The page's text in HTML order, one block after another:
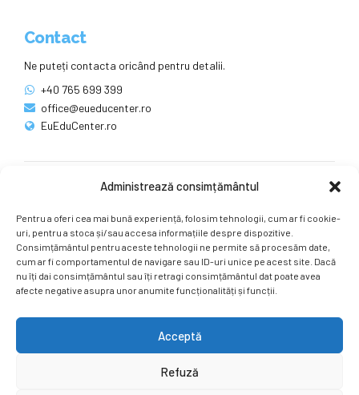
Administrează consimțământul
Pentru a oferi cea mai bună experiență, folosim tehnologii, cum ar fi cookie-
uri, pentru a stoca și/sau accesa informațiile despre dispozitive.
Consimțământul pentru aceste tehnologii ne permite să procesăm date,
cum ar fi comportamentul de navigare sau ID-uri unice pe acest site. Dacă
nu îți dai consimțământul sau îți retragi consimțământul dat poate avea
afecte negative asupra unor anumite funcționalități și funcții.
Acceptă
Refuză
Contact
Ne puteți contacta oricând pentru detalii.
+40 765 699 399
office@eueducenter.ro
EuEduCenter.ro
Ne puteți găsi și pe rețelele sociale.